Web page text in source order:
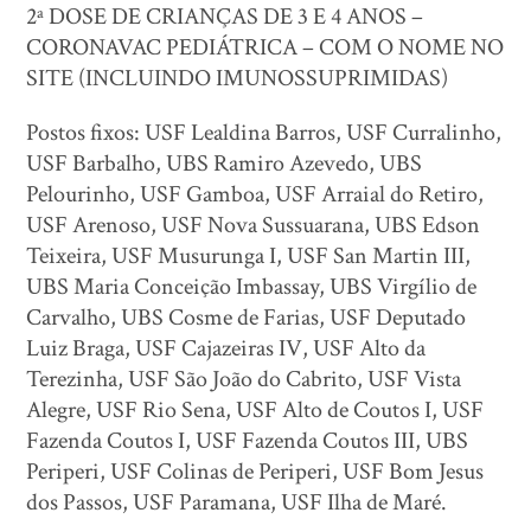
2ª DOSE DE CRIANÇAS DE 3 E 4 ANOS –
CORONAVAC PEDIÁTRICA – COM O NOME NO
SITE (INCLUINDO IMUNOSSUPRIMIDAS)
Postos fixos: USF Lealdina Barros, USF Curralinho,
USF Barbalho, UBS Ramiro Azevedo, UBS
Pelourinho, USF Gamboa, USF Arraial do Retiro,
USF Arenoso, USF Nova Sussuarana, UBS Edson
Teixeira, USF Musurunga I, USF San Martin III,
UBS Maria Conceição Imbassay, UBS Virgílio de
Carvalho, UBS Cosme de Farias, USF Deputado
Luiz Braga, USF Cajazeiras IV, USF Alto da
Terezinha, USF São João do Cabrito, USF Vista
Alegre, USF Rio Sena, USF Alto de Coutos I, USF
Fazenda Coutos I, USF Fazenda Coutos III, UBS
Periperi, USF Colinas de Periperi, USF Bom Jesus
dos Passos, USF Paramana, USF Ilha de Maré.